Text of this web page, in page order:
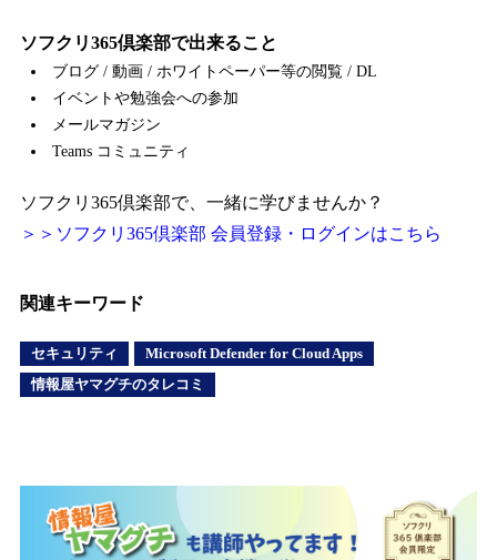
ソフクリ365倶楽部で出来ること
ブログ / 動画 / ホワイトペーパー等の閲覧 / DL
イベントや勉強会への参加
メールマガジン
Teams コミュニティ
ソフクリ365倶楽部で、一緒に学びませんか？
＞＞ソフクリ365倶楽部 会員登録・ログインはこちら
関連キーワード
セキュリティ
Microsoft Defender for Cloud Apps
情報屋ヤマグチのタレコミ